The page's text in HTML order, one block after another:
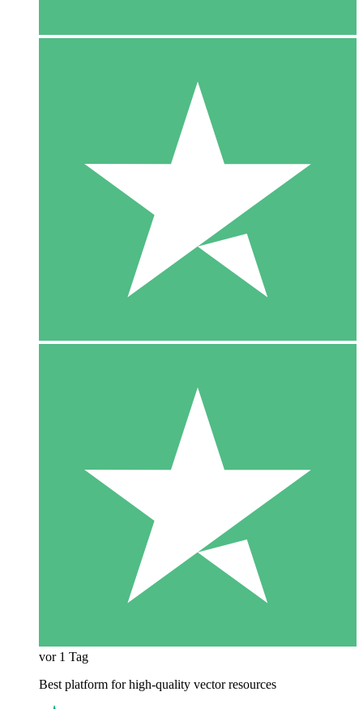
vor 1 Tag
Best platform for high-quality vector resources